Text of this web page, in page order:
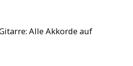
Alle Akkorde auf